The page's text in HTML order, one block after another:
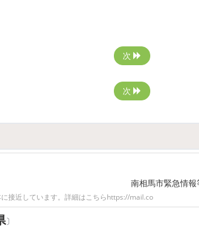
次
次
南相馬市緊急情報
接近しています。詳細はこちらhttps://mail.co
〕